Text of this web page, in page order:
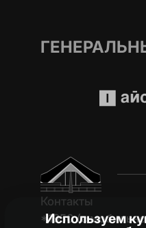
Контакты
*1950 (c
Используем